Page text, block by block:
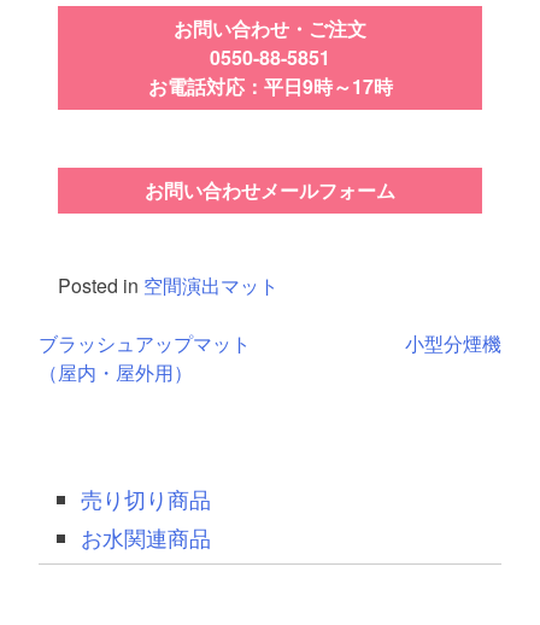
お問い合わせ・ご注文
0550-88-5851
お電話対応：平日9時～17時
お問い合わせメールフォーム
Posted in 空間演出マット
投
稿
ゲ
ー
ブラッシュアップマット
（屋内・屋外用）
小型分煙機
売り切り商品
お水関連商品